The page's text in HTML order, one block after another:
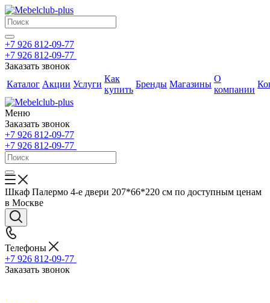
+7 926 812-09-77
+7 926 812-09-77
Заказать звонок
Каталог Акции Услуги
Как
купить
Бренды Магазины
О
компании
Меню
Заказать звонок
+7 926 812-09-77
+7 926 812-09-77
Шкаф Палермо 4-е двери 207*66*220 см по доступным ценам
в Москве
Телефоны
+7 926 812-09-77
Заказать звонок